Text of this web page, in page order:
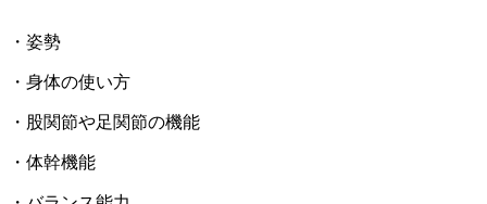
・姿勢
・身体の使い方
・股関節や足関節の機能
・体幹機能